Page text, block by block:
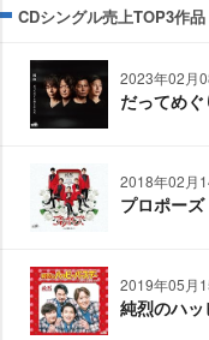
CDシングル売上TOP3作品
2023年02月
だってめ
2018年02月
プロポーズ
2019年05月
純烈のハ